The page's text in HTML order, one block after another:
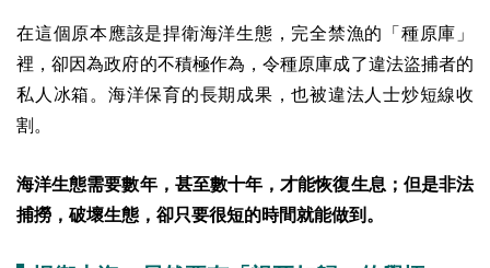
在這個原本應該是捍衛海洋生態，完全禁漁的「種原庫」
裡，卻因為政府的不積極作為，令種原庫成了違法盜捕者的
私人冰箱。海洋保育的長期成果，也被違法人士炒短線收
割。
海洋生態需要數年，甚至數十年，才能恢復生息；但是非法
捕撈，破壞生態，卻只要很短的時間就能做到。